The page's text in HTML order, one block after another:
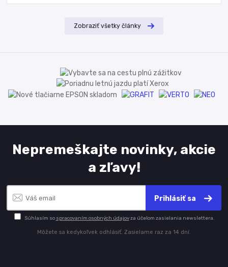
Zobraziť všetky články
Nepremeškajte novinky, akcie
a zľavy!
Prihlásiť sa
Súhlasím so spracovaním osobných údajovza účelom zasielania newslettera.
Môžete sa kedykoľvek odhlásiť. Zasielame raz za 14 dní.